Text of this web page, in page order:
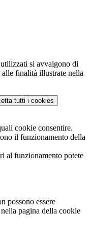
si avvalgono di
finalità illustrate nella
tutti i cookies
cookie consentire.
il funzionamento della
al funzionamento potete
possono essere
pagina della cookie